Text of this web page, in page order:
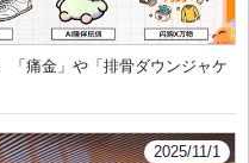
「痛金」や「排骨ダウンジャケ
2025/11/1